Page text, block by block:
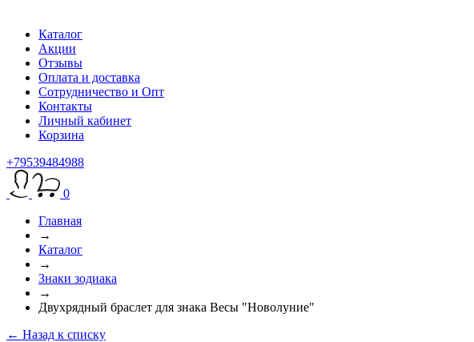
Каталог
Акции
Отзывы
Оплата и доставка
Сотрудничество и Опт
Контакты
Личный кабинет
Корзина
+79539484988
0
Главная
→
Каталог
→
Знаки зодиака
→
Двухрядный браслет для знака Весы "Новолуние"
← Назад к списку